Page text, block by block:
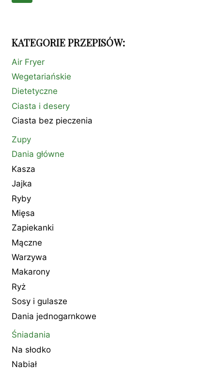
KATEGORIE PRZEPISÓW:
Air Fryer
Wegetariańskie
Dietetyczne
Ciasta i desery
Ciasta bez pieczenia
Zupy
Dania główne
Kasza
Jajka
Ryby
Mięsa
Zapiekanki
Mączne
Warzywa
Makarony
Ryż
Sosy i gulasze
Dania jednogarnkowe
Śniadania
Na słodko
Nabiał